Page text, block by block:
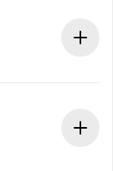
confirme.